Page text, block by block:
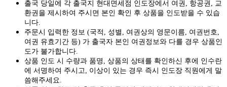
출국 당일에 각 출국지 현대면세점 인도장에서 여권, 항공권, 교
환권을 제시하여 주시면 본인 확인 후 상품을 인도받을 수 있습
니다.
주문시 입력한 정보 (국적, 성별, 여권상의 영문이름, 여권번호,
여권 유효기간 등) 가 출국자 본인 여권정보와 다를 경우 상품인
도가 불가합니다.
상품 인도 시 수량과 품명, 상품의 상태를 확인하신 후에 인수란
에 서명하여 주시고, 이상이 있는 경우 즉시 인도장 직원에게 말
씀해주세요.